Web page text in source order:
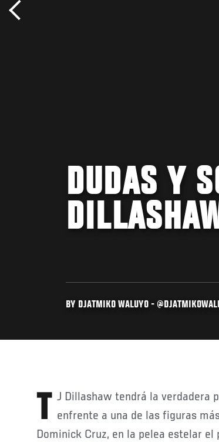
DUDAS Y
BY DJATMIKO WALUYO -
TJ Dillashaw tendrá la verdadera prueba de su campeonato cuando enfrente a una de las figuras
Dominick Cruz, en la pelea estelar el